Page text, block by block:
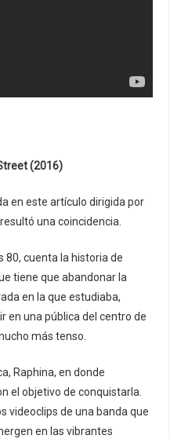
(2016)
en este artículo dirigida por
una coincidencia.
80, cuenta la historia de
tiene que abandonar la
en la que estudiaba,
en una pública del centro de
más tenso.​
Raphina, en donde
el objetivo de conquistarla.
videoclips de una banda que
en las vibrantes